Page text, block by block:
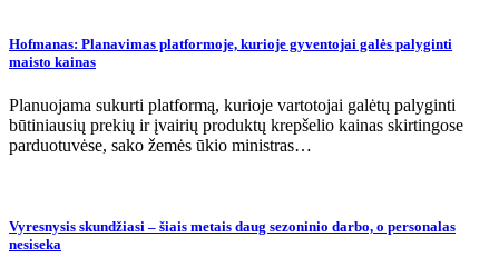
Hofmanas: Planavimas platformoje, kurioje gyventojai galės palyginti
maisto kainas
Planuojama sukurti platformą, kurioje vartotojai galėtų palyginti
būtiniausių prekių ir įvairių produktų krepšelio kainas skirtingose ​​
parduotuvėse, sako žemės ūkio ministras…
Vyresnysis skundžiasi – šiais metais daug sezoninio darbo, o personalas
nesiseka